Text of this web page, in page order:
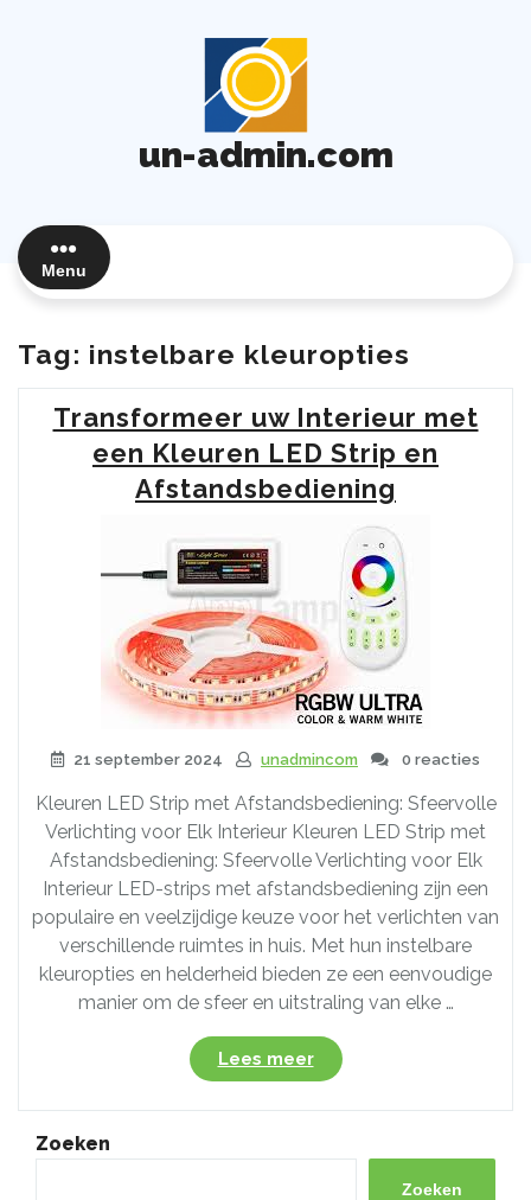
un-admin.com
Menu
Tag: instelbare kleuropties
Transformeer uw Interieur met
een Kleuren LED Strip en
Afstandsbediening
21 september 2024 unadmincom 0 reacties
Kleuren LED Strip met Afstandsbediening: Sfeervolle
Verlichting voor Elk Interieur Kleuren LED Strip met
Afstandsbediening: Sfeervolle Verlichting voor Elk
Interieur LED-strips met afstandsbediening zijn een
populaire en veelzijdige keuze voor het verlichten van
verschillende ruimtes in huis. Met hun instelbare
kleuropties en helderheid bieden ze een eenvoudige
manier om de sfeer en uitstraling van elke …
Lees meer“Transformeer
uw
Interieur
een
Zoeken
Zoeken